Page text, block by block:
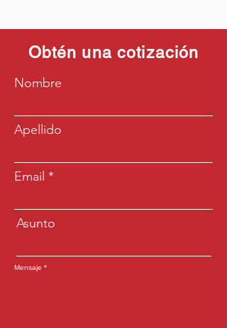
Obtén una cotización
Nombre
Apellido
Email
Asunto
Mensaje